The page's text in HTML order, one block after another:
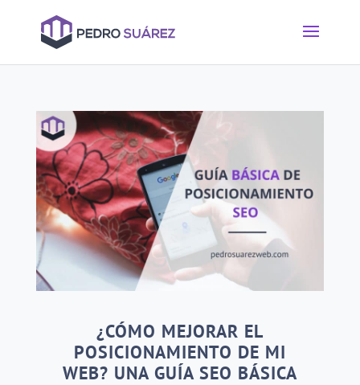
¿CÓMO MEJORAR EL
POSICIONAMIENTO DE MI
WEB? UNA GUÍA SEO BÁSICA